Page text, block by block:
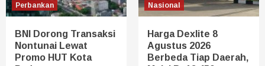
Perbankan
BNI Dorong Transaksi
Nontunai Lewat
Promo HUT Kota
Nasional
Harga Dexlite 8
Agustus 2026
Berbeda Tiap Daerah,